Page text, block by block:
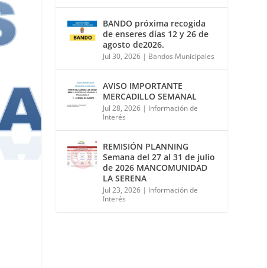
BANDO próxima recogida
de enseres días 12 y 26 de
agosto de2026.
Jul 30, 2026 | Bandos Municipales
AVISO IMPORTANTE
MERCADILLO SEMANAL
Jul 28, 2026 | Información de
Interés
REMISIÓN PLANNING
Semana del 27 al 31 de julio
de 2026 MANCOMUNIDAD
LA SERENA
Jul 23, 2026 | Información de
Interés